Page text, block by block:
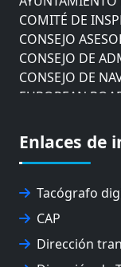
COMITÉ DE
CONSEJO
CONSEJO DE
CONSEJO DE
EUROPEAN
FEVATRANS
FITRANS
GIZLOGA
MONDRAGÓN
UPV/EHU
Enlaces de
Tacógrafo
CAP
Dirección